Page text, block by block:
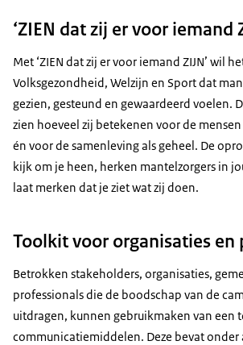
‘ZIEN dat zij er voor iemand
Met ‘ZIEN dat zij er voor iemand ZIJN’ wil
Volksgezondheid, Welzijn en Sport dat
gezien, gesteund en gewaardeerd voelen.
zien hoeveel zij betekenen voor de
én voor de samenleving als geheel. De
kijk om je heen, herken mantelzorgers in
laat merken dat je ziet wat zij doen.
Toolkit voor organisaties en
Betrokken stakeholders, organisaties,
professionals die de boodschap van de
uitdragen, kunnen gebruikmaken van een
communicatiemiddelen. Deze bevat onder